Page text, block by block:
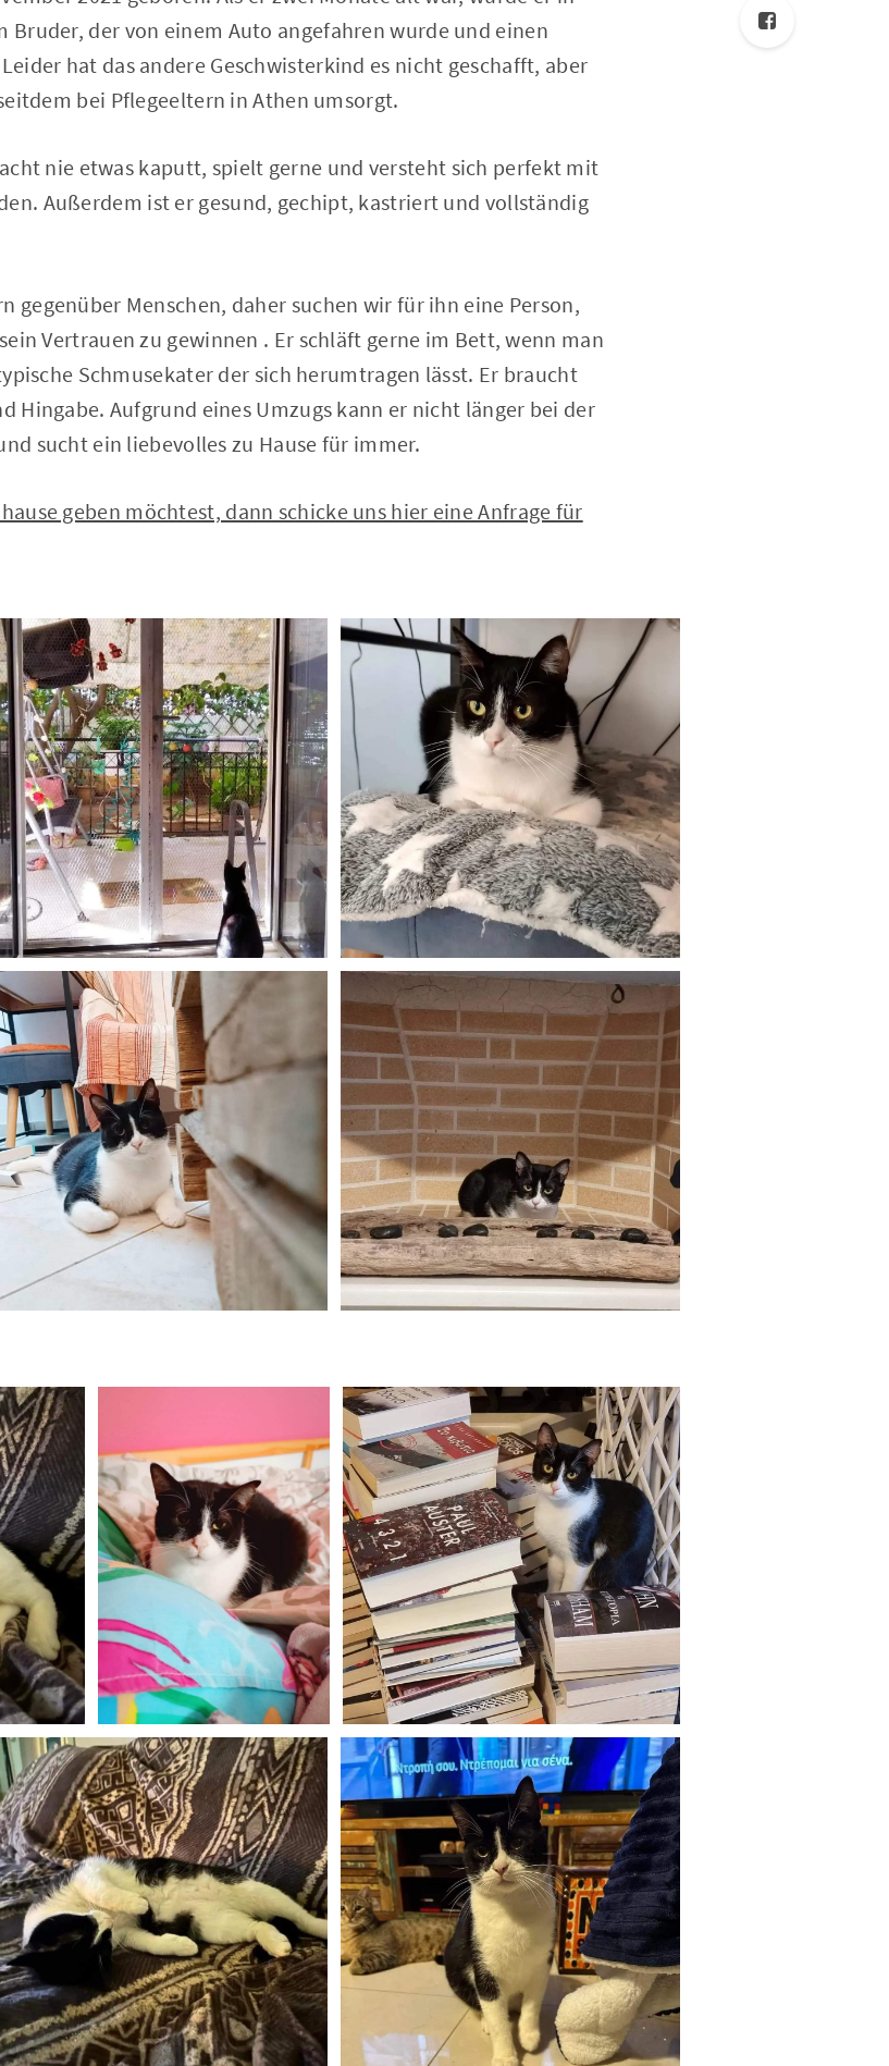
Bruder, der von einem Auto angefahren wurde und einen
hat das andere Geschwisterkind es nicht geschafft, aber
bei Pflegeeltern in Athen umsorgt.
nie etwas kaputt, spielt gerne und versteht sich perfekt mit
Außerdem ist er gesund, gechipt, kastriert und vollständig
gegenüber Menschen, daher suchen wir für ihn eine Person,
Vertrauen zu gewinnen . Er schläft gerne im Bett, wenn man
Schmusekater der sich herumtragen lässt. Er braucht
Hingabe. Aufgrund eines Umzugs kann er nicht länger bei der
sucht ein liebevolles zu Hause für immer.
geben möchtest, dann schicke uns hier eine Anfrage für